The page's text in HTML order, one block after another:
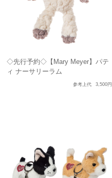
◇先行予約◇【Mary Meyer】パテ
ィ ナーサリーラム
参考上代 3,500円